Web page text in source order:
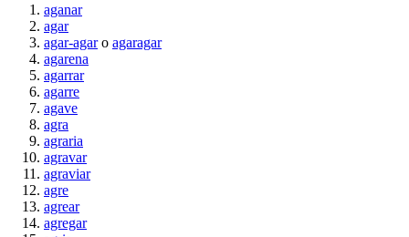
aganar
agar
agar-agaro agaragar
agarena
agarrar
agarre
agave
agra
agraria
agravar
agraviar
agre
agrear
agregar